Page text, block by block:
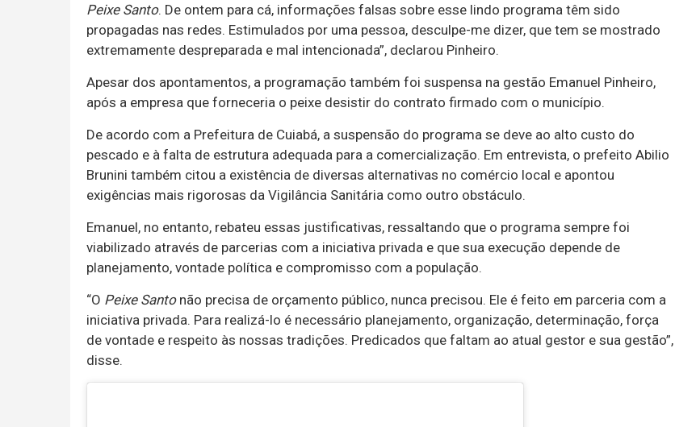
Peixe Santo. De ontem para cá, informações falsas sobre esse lindo programa têm sido
propagadas nas redes. Estimulados por uma pessoa, desculpe-me dizer, que tem se mostrado
extremamente despreparada e mal intencionada”, declarou Pinheiro.
Apesar dos apontamentos, a programação também foi suspensa na gestão Emanuel Pinheiro,
após a empresa que forneceria o peixe desistir do contrato firmado com o município.
De acordo com a Prefeitura de Cuiabá, a suspensão do programa se deve ao alto custo do
pescado e à falta de estrutura adequada para a comercialização. Em entrevista, o prefeito Abilio
Brunini também citou a existência de diversas alternativas no comércio local e apontou
exigências mais rigorosas da Vigilância Sanitária como outro obstáculo.
Emanuel, no entanto, rebateu essas justificativas, ressaltando que o programa sempre foi
viabilizado através de parcerias com a iniciativa privada e que sua execução depende de
planejamento, vontade política e compromisso com a população.
“O Peixe Santonão precisa de orçamento público, nunca precisou. Ele é feito em parceria com a
iniciativa privada. Para realizá-lo é necessário planejamento, organização, determinação, força
de vontade e respeito às nossas tradições. Predicados que faltam ao atual gestor e sua gestão”,
disse.